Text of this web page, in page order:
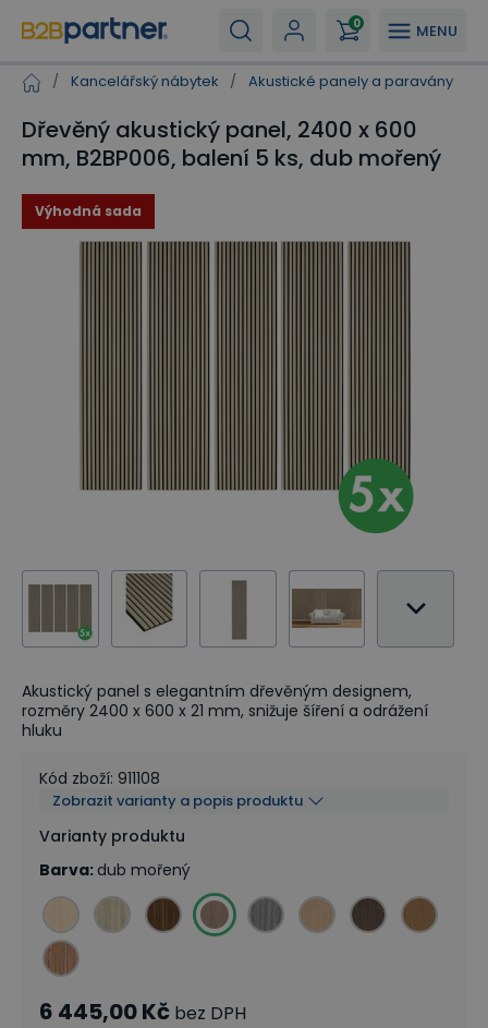
MENU
0
/ Kancelářský nábytek / Akustické panely a paravány
Dřevěný akustický panel, 2400 x 600
mm, B2BP006, balení 5 ks, dub mořený
Výhodná sada
Akustický panel s elegantním dřevěným designem,
rozměry 2400 x 600 x 21 mm, snižuje šíření a odrážení
hluku
Kód zboží: 911108
Zobrazit varianty a popis produktu
Varianty produktu
Barva: dub mořený
6 445,00 Kč bez DPH